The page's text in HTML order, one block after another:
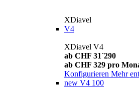
XDiavel
V4
XDiavel V4
ab CHF 31´290
ab CHF 329 pro
Konfigurieren Mehr
new V4 100